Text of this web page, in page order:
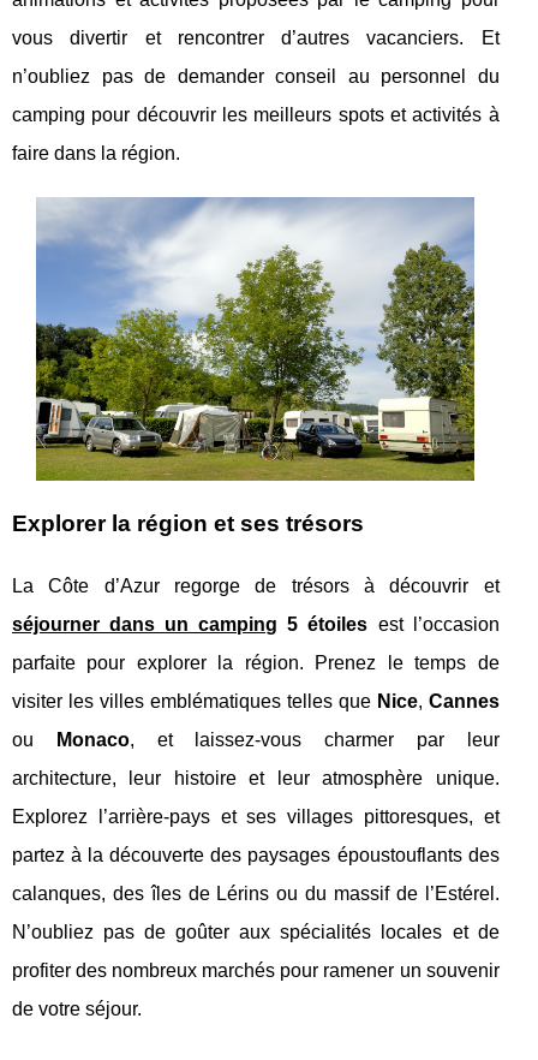
vous divertir et rencontrer d’autres vacanciers. Et
n’oubliez pas de demander conseil au personnel du
camping pour découvrir les meilleurs spots et activités à
faire dans la région.
Explorer la région et ses trésors
La Côte d’Azur regorge de trésors à découvrir et
séjourner dans un camping 5 étoiles est l’occasion
parfaite pour explorer la région. Prenez le temps de
visiter les villes emblématiques telles que Nice, Cannes
ou
Monaco, et laissez-vous charmer par leur
architecture, leur histoire et leur atmosphère unique.
Explorez l’arrière-pays et ses villages pittoresques, et
partez à la découverte des paysages époustouflants des
calanques, des îles de Lérins ou du massif de l’Estérel.
N’oubliez pas de goûter aux spécialités locales et de
profiter des nombreux marchés pour ramener un souvenir
de votre séjour.